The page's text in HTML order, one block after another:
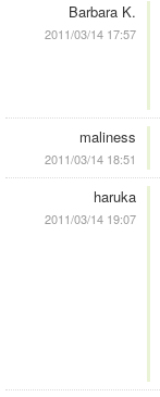
Barbara K.
2011/03/14 17:57
maliness
2011/03/14 18:51
haruka
2011/03/14 19:07